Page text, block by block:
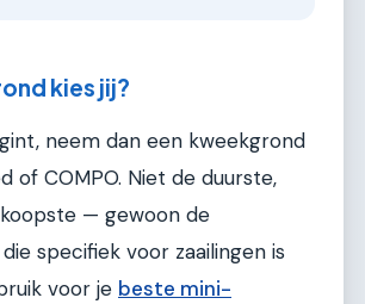
kies jij?
neem dan een kweekgrond
of COMPO. Niet de duurste,
— gewoon de
specifiek voor zaailingen is
voor je beste mini-